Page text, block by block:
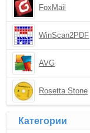
FoxMail
WinScan2PDF
AVG
Rosetta Stone
Категории